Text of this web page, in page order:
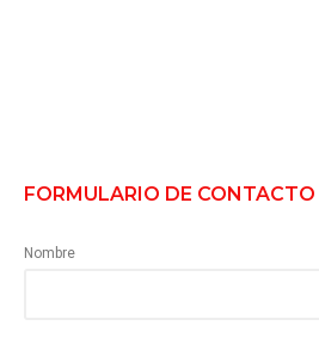
FORMULARIO DE CONTACTO
Nombre